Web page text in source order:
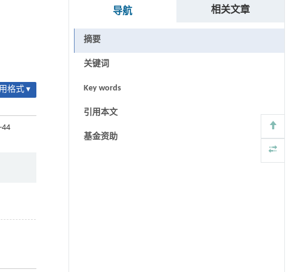
格式 ▾
44
导航 相关文章
摘要
关键词
Key words
引用本文
基金资助